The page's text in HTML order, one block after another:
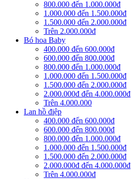
800.000 đến 1.000.000đ
1.000.000 đến 1.500.000đ
1.500.000 đến 2.000.000đ
Trên 2.000.000đ
Bó hoa Baby
400.000 đến 600.000đ
600.000 đến 800.000đ
800.000 đến 1.000.000đ
1.000.000 đến 1.500.000đ
1.500.000 đến 2.000.000đ
2.000.000đ đến 4.000.000đ
Trên 4.000.000
Lan hồ điệp
400.000 đến 600.000đ
600.000 đến 800.000đ
800.000 đến 1.000.000đ
1.000.000 đến 1.500.000đ
1.500.000 đến 2.000.000đ
2.000.000đ đến 4.000.000đ
Trên 4.000.000đ